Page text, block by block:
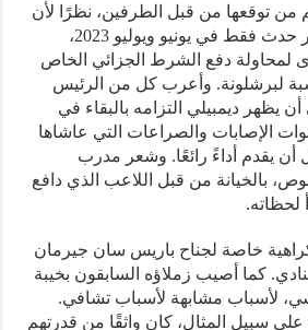
توقعها من قبل الطرفين، نظرًا لأن
هذا التخفيض في السعر حدث فقط في يونيو ويوليو 2023،
لمحاولة دفع الشرط الجزائي الخاص
لبرشلونة. وأعرب كل من الرئيس
يظهر ديمبيلي التزامه بالبقاء في
الإصابات والصراعات التي عاشاها
أن يقدم أداءً رائعًا. وشعر مدرب
بالخيانة من قبل اللاعب الذي دافع
لحظاته.
خاصة لجناح باريس سان جيرمان
كما أصيب زملاؤه السابقون بخيبة
لأسباب مشابهة لأسباب تشافي.
سبيل المثال، كان واثقًا من قدرتهم